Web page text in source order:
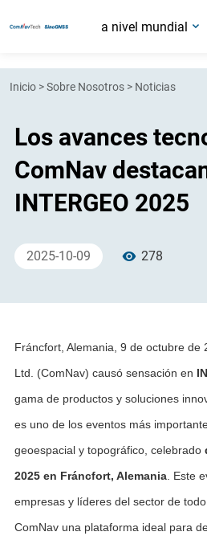
a nivel mundial
Inicio >Sobre Nosotros > Noticias
Los avances
ComNav
INTERGEO 2025
2025-10-09 278
Fráncfort, Alemania, 9 de octubre de
Ltd. (ComNav) causó sensación en
gama de productos y soluciones
es uno de los eventos más
geoespacial y topográfico, celebrado
2025 en Fráncfort, Alemania. Este
empresas y líderes del sector de
ComNav una plataforma ideal para